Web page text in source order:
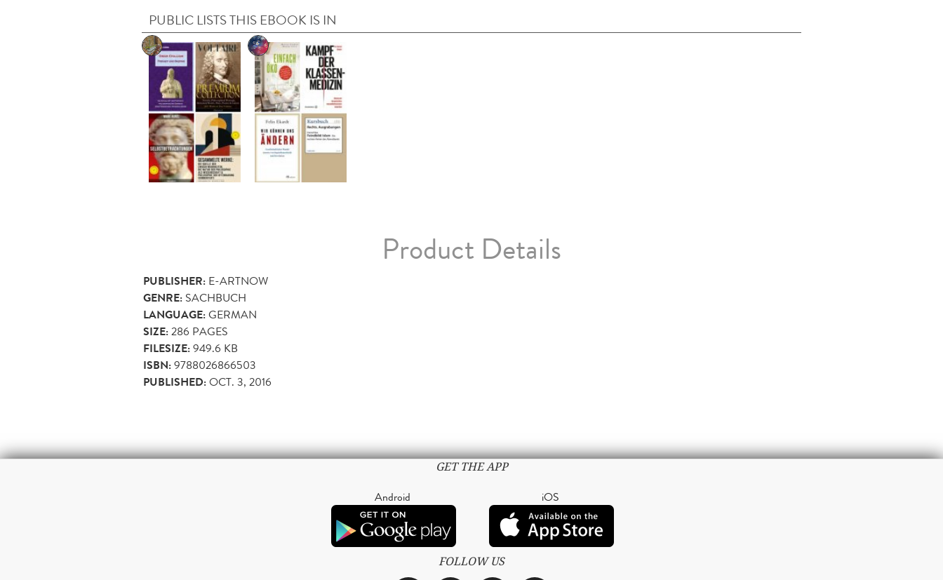
PUBLIC LISTS THIS EBOOK IS IN
Product Details
PUBLISHER: E-ARTNOW
GENRE: SACHBUCH
LANGUAGE:GERMAN
SIZE:286 PAGES
FILESIZE:949.6 KB
ISBN:9788026866503
PUBLISHED:OCT. 3, 2016
GET THE APP
Android iOS
FOLLOW US